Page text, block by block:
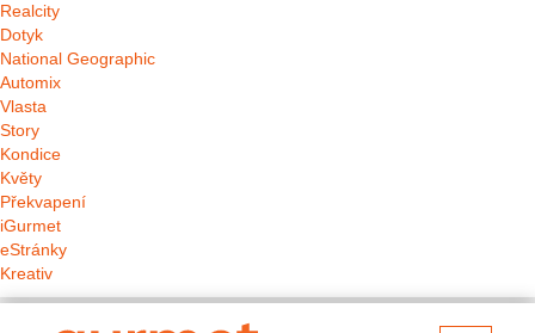
Realcity
Dotyk
National Geographic
Automix
Vlasta
Story
Kondice
Květy
Překvapení
iGurmet
eStránky
Kreativ